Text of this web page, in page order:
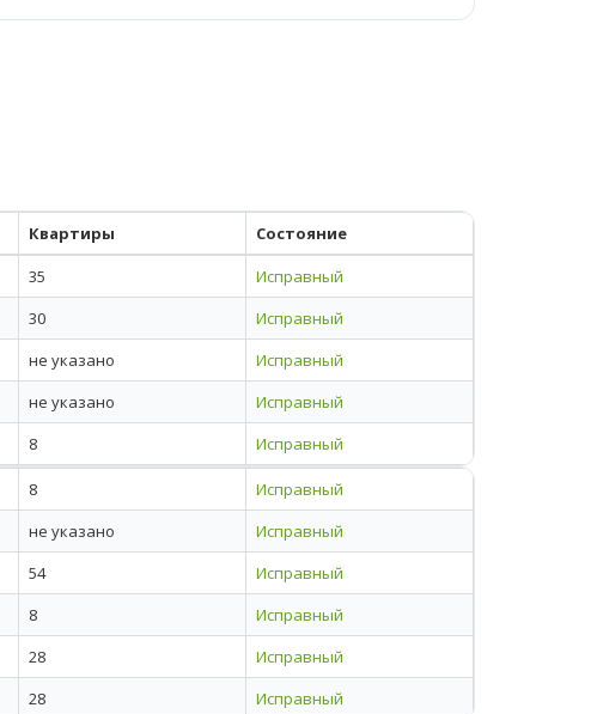
Квартиры
Состояние
35
Исправный
30
Исправный
не указано
Исправный
не указано
Исправный
8 Исправный
8
Исправный
не указано
Исправный
54
Исправный
8
Исправный
28
Исправный
28 Исправный